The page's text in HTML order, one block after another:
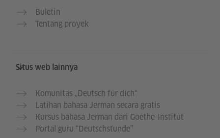
Buletin
Tentang proyek
Situs web lainnya
Komunitas „Deutsch für dich“
Latihan bahasa Jerman secara gratis
Kursus bahasa Jerman dari Goethe-Institut
Portal guru “Deutschstunde”